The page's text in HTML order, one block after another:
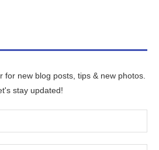
for new blog posts, tips & new photos.
stay updated!